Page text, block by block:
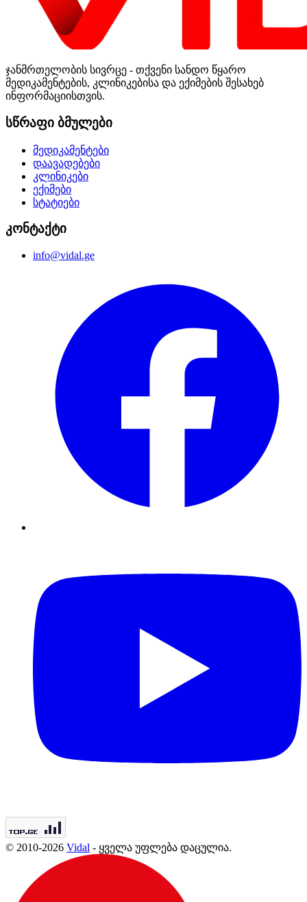
ჯანმრთელობის სივრცე - თქვენი სანდო წყარო
მედიკამენტების, კლინიკებისა და ექიმების შესახებ
ინფორმაციისთვის.
სწრაფი ბმულები
მედიკამენტები
დაავადებები
კლინიკები
ექიმები
სტატიები
კონტაქტი
info@vidal.ge
© 2010-2026 Vidal - ყველა უფლება დაცულია.